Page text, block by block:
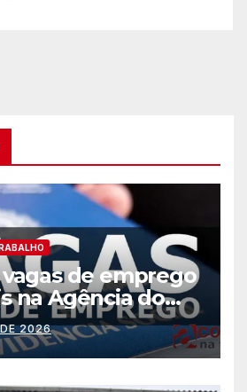
de emprego
na Agência do
2026